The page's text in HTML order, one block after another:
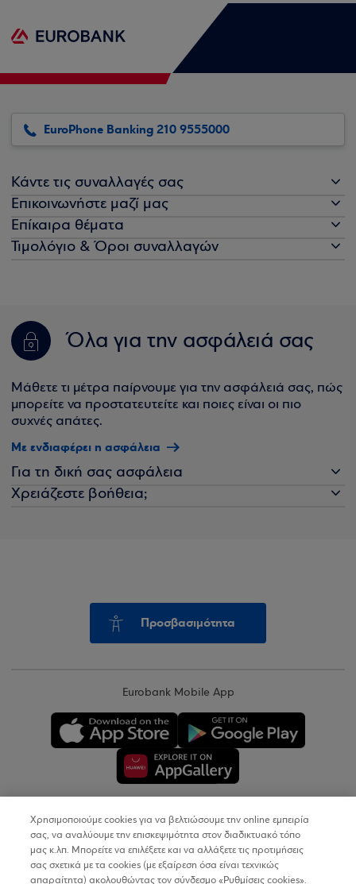
EuroPhone Banking 210 9555000
Κάντε τις συναλλαγές σας
Επικοινωνήστε μαζί μας
Επίκαιρα θέματα
Τιμολόγιο & Όροι συναλλαγών
Όλα για την ασφάλειά σας
Μάθετε τι μέτρα παίρνουμε για την ασφάλειά σας, πώς
μπορείτε να προστατευτείτε και ποιες είναι οι πιο
συχνές απάτες.
Με ενδιαφέρει η ασφάλεια
Για τη δική σας ασφάλεια
Χρειάζεστε βοήθεια;
Προσβασιμότητα
Eurobank Mobile App
Copyright © 2026
Όροι Χρήσης
Χρησιμοποιούμε cookies για να βελτιώσουμε την online εμπειρία
σας, να αναλύουμε την επισκεψιμότητα στον διαδικτυακό τόπο
μας κ.λπ. Μπορείτε να επιλέξετε και να αλλάξετε τις προτιμήσεις
σας σχετικά με τα cookies (με εξαίρεση όσα είναι τεχνικώς
απαραίτητα) ακολουθώντας τον σύνδεσμο «Ρυθμίσεις cookies».